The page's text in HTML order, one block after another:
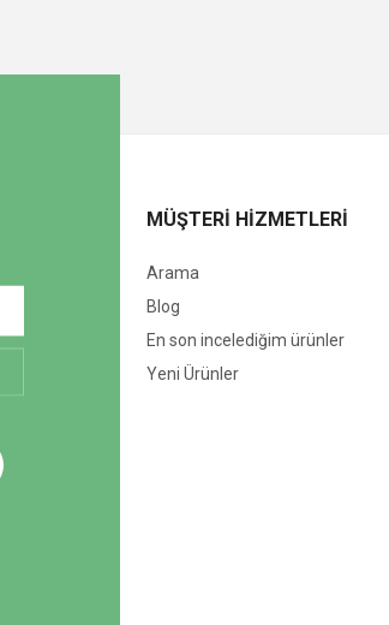
MÜŞTERI HIZMETLERI
Arama
Blog
En son incelediğim ürünler
Yeni Ürünler